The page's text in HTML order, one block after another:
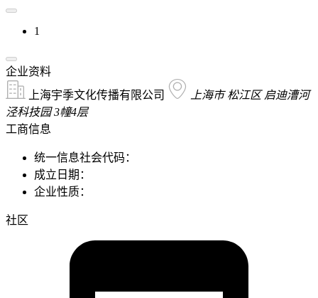
1
企业资料
上海宇季文化传播有限公司
上海市 松江区 启迪漕河
泾科技园 3幢4层
工商信息
统一信息社会代码：
成立日期：
企业性质：
社区